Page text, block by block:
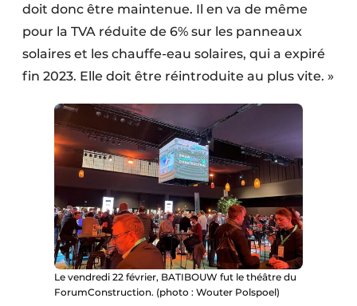
doit donc être maintenue. Il en va de même
pour la TVA réduite de 6% sur les panneaux
solaires et les chauffe-eau solaires, qui a expiré
fin 2023. Elle doit être réintroduite au plus vite. »
Le vendredi 22 février, BATIBOUW fut le théâtre du
ForumConstruction. (photo : Wouter Polspoel)